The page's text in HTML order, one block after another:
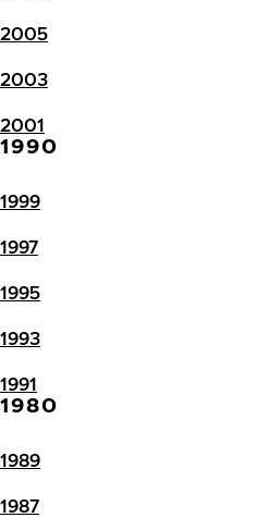
2005
2003
2001
1990
1999
1997
1995
1993
1991
1980
1989
1987